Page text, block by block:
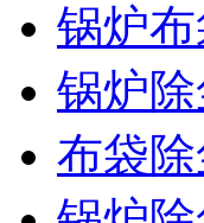
锅炉
锅炉
布袋